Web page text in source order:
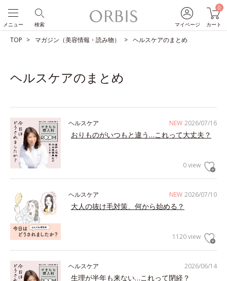
マイページ
0
カート
検索
メニュー
TOP マガジン（美容情報・読み物） ヘルスケアのまとめ
ヘルスケアのまとめ
NEW 2026/07/16
ヘルスケア
おりものがいつもと違う…これって大丈夫？
0 view
NEW 2026/07/10
ヘルスケア
大人の抜け毛対策、何から始める？
1120 view
2026/06/14
ヘルスケア
生理が半年も来ない…これって閉経？